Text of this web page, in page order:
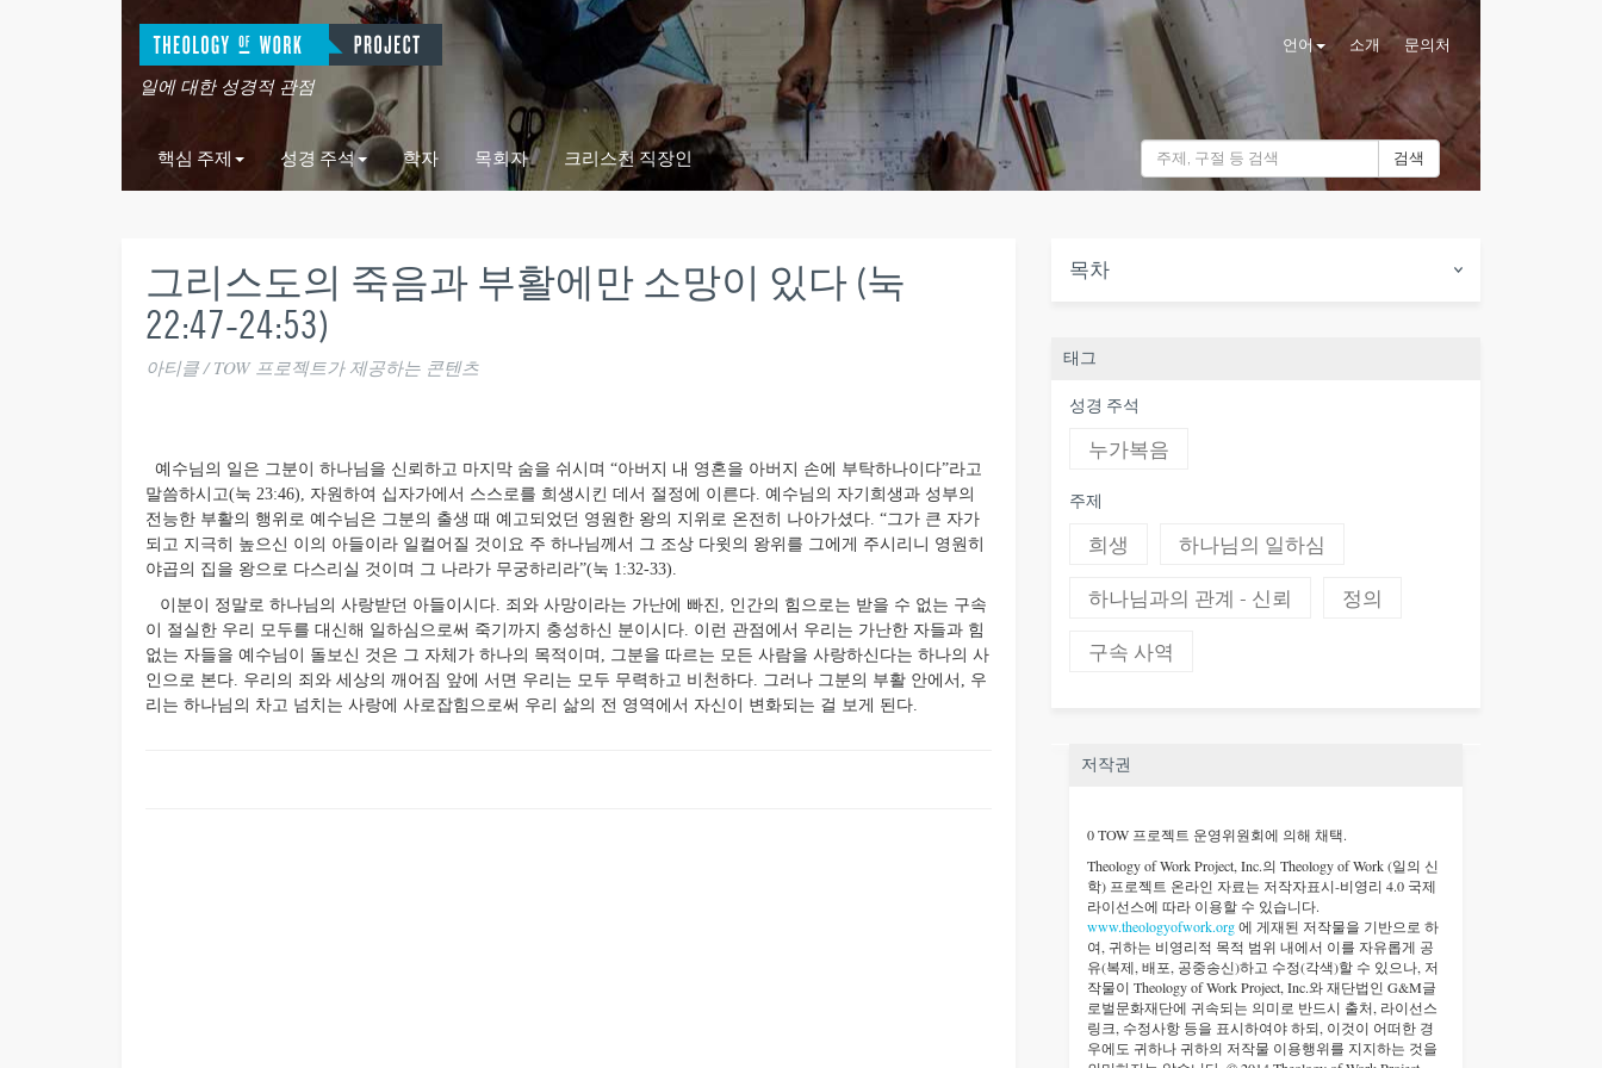
언어 소개 문의처
일에 대한 성경적 관점
검색
핵심 주제 성경 주석 학자 목회자 크리스천 직장인
목차
태그
성경 주석
누가복음
주제
희생 하나님의 일하심
하나님과의 관계 - 신뢰 정의
구속 사역
저작권
0 TOW 프로젝트 운영위원회에 의해 채택.
Theology of Work Project, Inc.의 Theology of Work (일의 신
학) 프로젝트 온라인 자료는 저작자표시-비영리 4.0 국제
라이선스에 따라 이용할 수 있습니다.
www.theologyofwork.org에 게재된 저작물을 기반으로 하
여, 귀하는 비영리적 목적 범위 내에서 이를 자유롭게 공
유(복제, 배포, 공중송신)하고 수정(각색)할 수 있으나, 저
작물이 Theology of Work Project, Inc.와 재단법인 G&M글
로벌문화재단에 귀속되는 의미로 반드시 출처, 라이선스
링크, 수정사항 등을 표시하여야 하되, 이것이 어떠한 경
우에도 귀하나 귀하의 저작물 이용행위를 지지하는 것을
그리스도의 죽음과 부활에만 소망이 있다 (눅
22:47-24:53)
아티클 / TOW 프로젝트가 제공하는 콘텐츠
예수님의 일은 그분이 하나님을 신뢰하고 마지막 숨을 쉬시며 “아버지 내 영혼을 아버지 손에 부탁하나이다”라고
말씀하시고(눅 23:46), 자원하여 십자가에서 스스로를 희생시킨 데서 절정에 이른다. 예수님의 자기희생과 성부의
전능한 부활의 행위로 예수님은 그분의 출생 때 예고되었던 영원한 왕의 지위로 온전히 나아가셨다. “그가 큰 자가
되고 지극히 높으신 이의 아들이라 일컬어질 것이요 주 하나님께서 그 조상 다윗의 왕위를 그에게 주시리니 영원히
야곱의 집을 왕으로 다스리실 것이며 그 나라가 무궁하리라”(눅 1:32-33).
이분이 정말로 하나님의 사랑받던 아들이시다. 죄와 사망이라는 가난에 빠진, 인간의 힘으로는 받을 수 없는 구속
이 절실한 우리 모두를 대신해 일하심으로써 죽기까지 충성하신 분이시다. 이런 관점에서 우리는 가난한 자들과 힘
없는 자들을 예수님이 돌보신 것은 그 자체가 하나의 목적이며, 그분을 따르는 모든 사람을 사랑하신다는 하나의 사
인으로 본다. 우리의 죄와 세상의 깨어짐 앞에 서면 우리는 모두 무력하고 비천하다. 그러나 그분의 부활 안에서, 우
리는 하나님의 차고 넘치는 사랑에 사로잡힘으로써 우리 삶의 전 영역에서 자신이 변화되는 걸 보게 된다.